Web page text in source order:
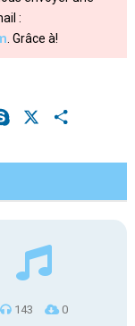
:
. Grâce à!
Skype
143 0